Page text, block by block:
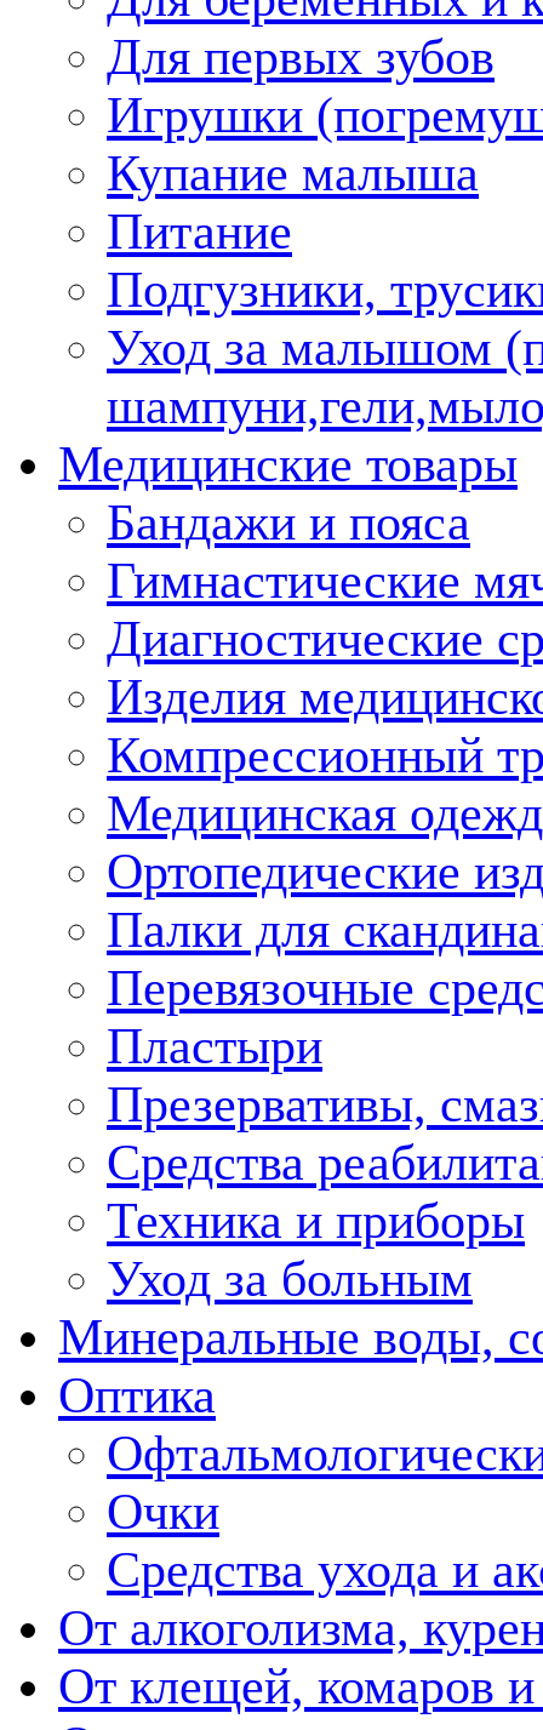
Для первых зубов
Игрушки
Купание малыша
Питание
Подгузники,
Уход за малышом
Медицинские товары
Бандажи и пояса
Гимнастические
Диагностические
Изделия
Компрессионный
Медицинская
Ортопедические
Палки для
Перевязочные
Пластыри
Презервативы,
Средства
Техника и приборы
Уход за больным
Минеральные воды,
Оптика
Очки
Средства ухода и
От алкоголизма,
От клещей, комаров